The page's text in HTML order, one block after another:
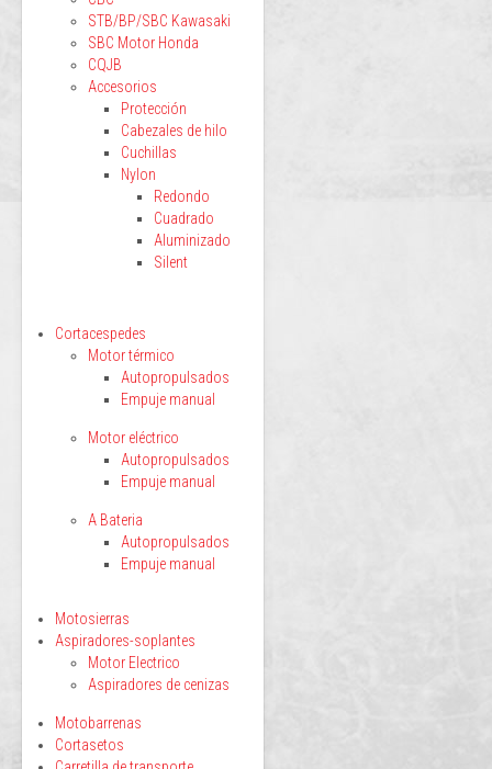
STB/BP/SBC Kawasaki
SBC Motor Honda
CQJB
Accesorios
Protección
Cabezales de hilo
Cuchillas
Nylon
Redondo
Cuadrado
Aluminizado
Silent
Cortacespedes
Motor térmico
Autopropulsados
Empuje manual
Motor eléctrico
Autopropulsados
Empuje manual
A Bateria
Autopropulsados
Empuje manual
Motosierras
Aspiradores-soplantes
Motor Electrico
Aspiradores de cenizas
Motobarrenas
Cortasetos